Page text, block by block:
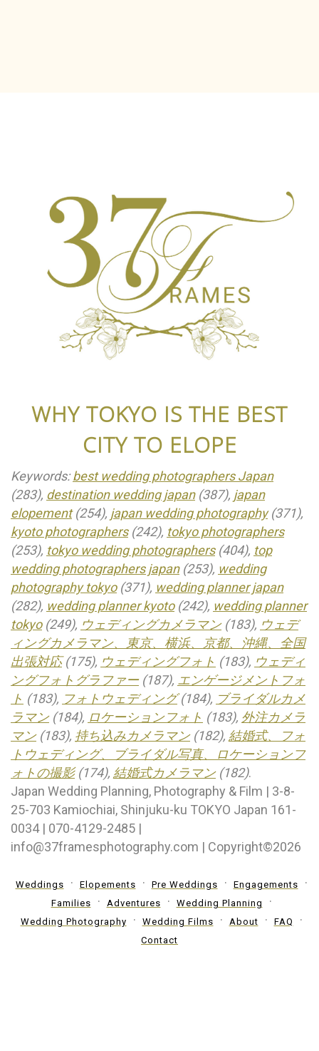
WHY TOKYO IS THE BEST
CITY TO ELOPE
Keywords:best wedding photographers Japan
(283), destination wedding japan(387), japan
elopement(254), japan wedding photography(371),
kyoto photographers(242), tokyo photographers
(253), tokyo wedding photographers(404), top
wedding photographers japan(253), wedding
photography tokyo(371), wedding planner japan
(282), wedding planner kyoto(242), wedding planner
tokyo(249), ウェディングカメラマン(183), ウェデ
ィングカメラマン、東京、横浜、京都、沖縄、全国
出張対応(175), ウェディングフォト (183), ウェディ
ングフォトグラファー(187), エンゲージメントフォ
ト (183), フォトウェディング(184), ブライダルカメ
ラマン(184), ロケーションフォト (183), 外注カメラ
マン(183), 持ち込みカメラマン(182), 結婚式、フォ
トウェディング、ブライダル写真、ロケーションフ
ォトの撮影(174), 結婚式カメラマン(182).
Japan Wedding Planning, Photography & Film | 3-8-
25-703 Kamiochiai, Shinjuku-ku TOKYO Japan 161-
0034 | 070-4129-2485 |
info@37framesphotography.com | Copyright©2026
Weddings Elopements Pre Weddings
Engagements
Families
Adventures
Wedding Planning
Wedding Photography
Wedding Films About
FAQ
Contact